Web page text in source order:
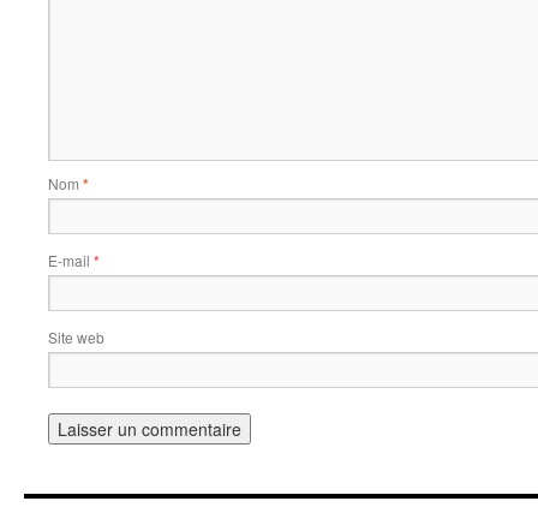
Nom *
E-mail *
Site web